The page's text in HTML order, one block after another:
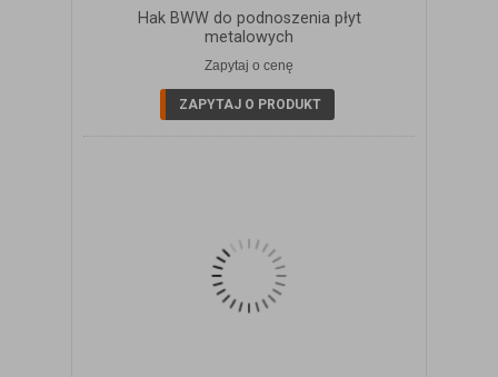
Hak BWW do podnoszenia płyt
metalowych
Zapytaj o cenę
ZAPYTAJ O PRODUKT
ZOBACZ SZCZEGÓŁY